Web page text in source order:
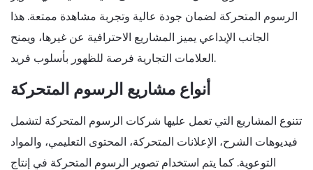
الرسوم المتحركة لضمان جودة عالية وتجربة مشاهدة ممتعة. هذا
الجانب الإبداعي يميز المشاريع الاحترافية عن غيرها، ويمنح
العلامات التجارية فرصة للظهور بأسلوب فريد.
أنواع مشاريع الرسوم المتحركة
تتنوع المشاريع التي تعمل عليها شركات الرسوم المتحركة لتشمل
فيديوهات الشرح، الإعلانات المتحركة، المحتوى التعليمي، والمواد
التوعوية. كما يتم استخدام تصوير الرسوم المتحركة في إنتاج